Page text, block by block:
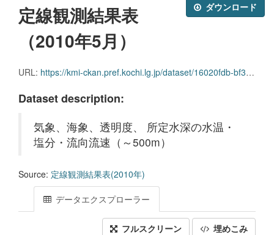
ダウンロード
定線観測結果表
（2010年5月）
URL: https://kmi-ckan.pref.kochi.lg.jp/dataset/16020fdb-bf3c-45d2-ab3c-c1347f869148/resource/0728c699-f901-40e3-893c-aa9ca74f83d8/download/teisenkansokukekkaomote2010-5.xlsx
Dataset description:
気象、海象、透明度、 所定水深の水温・
塩分・流向流速（～500m）
Source: 定線観測結果表(2010年)
データエクスプローラー
フルスクリーン 埋めこみ